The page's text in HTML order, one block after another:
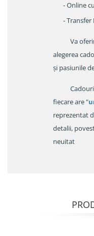
- Online
- Transfer
Va
alegerea
și pasiunile
fiecare are "
reprezentat
detalii,
neuitat